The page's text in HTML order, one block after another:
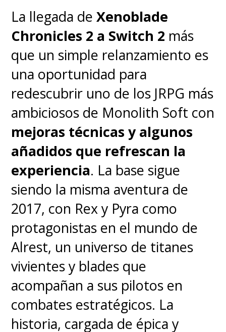
Luego de reunir a los mejores
guerreros que la galaxia pudo
proporcionar para comenzar
una revolución a pequeña
escala, nuestros protagonistas
regresan a Veldtpara enfrentar
su destino:cosechar trigo en
cámara ultra lenta, entrenar
granjeros en el arte de la
lucha armada en tiempo
récord, evitar la invasión del
Imperium y, en el proceso,
impedir que la aldea se
destruya en exceso.
éxito y, a la vez fallan, en dos de
esos objetivos.
La llegada deXenoblade
Chronicles 2 a Switch 2 más
que un simple relanzamiento es
una oportunidad para
redescubrir uno de los JRPG más
ambiciosos de Monolith Soft con
mejoras técnicas y algunos
añadidos que refrescan la
experiencia. La base sigue
siendo la misma aventura de
2017, con Rex y Pyra como
protagonistas en el mundo de
Alrest, un universo de titanes
vivientes y blades que
acompañan a sus pilotos en
combates estratégicos. La
historia, cargada de épica y